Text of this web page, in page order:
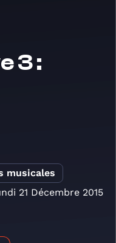
3 :
musicales
21 Décembre 2015